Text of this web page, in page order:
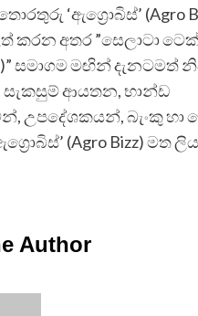
‘ඇග්‍රොබිස්’ (Agro
කරන අතර ”සෙලාටා
සමාගම මඟින් දැනටමත්
ආයතන, භාන්ඩ
උපදේශකයන්, බැංකු හා
(Agro Bizz) මත
Author